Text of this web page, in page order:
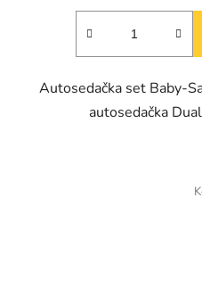
Autosedačka set Baby-
autosedačka